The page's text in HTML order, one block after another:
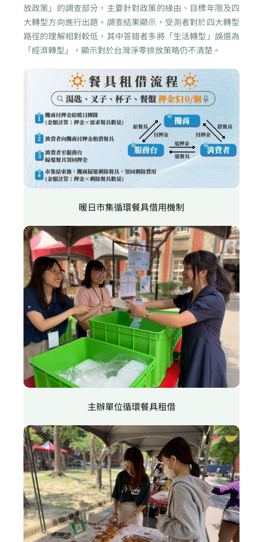
放政策」的調查部分，主要針對政策的緣由、目標年限及四
大轉型方向進行出題。調查結果顯示，受測者對於四大轉型
路徑的理解相對較低，其中答錯者多將「生活轉型」誤選為
「經濟轉型」，顯示對於台灣淨零排放策略仍不清楚。
暖日市集循環餐具借用機制
主辦單位循環餐具租借